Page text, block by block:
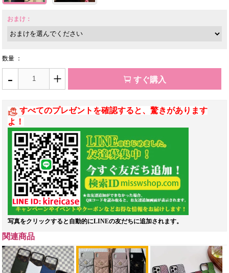
おまけ：
数量 ：
- + すぐ購入
すべてのプレゼントを確認すると、驚きがあります
よ！
写真をクリックすると自動的にLINEの友だちに追加されます。
関連商品